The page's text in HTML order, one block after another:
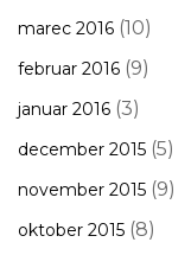
marec 2016 (10)
februar 2016 (9)
januar 2016 (3)
december 2015 (5)
november 2015 (9)
oktober 2015 (8)